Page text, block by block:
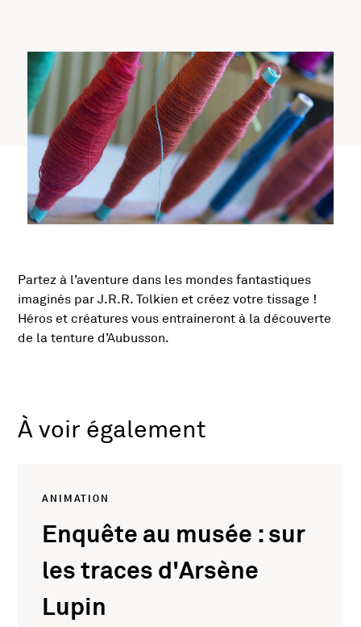
Information importante
Présentation de l'activité
Partez à l’aventure dans les mondes fantastiques
imaginés par J.R.R. Tolkien et créez votre tissage !
Héros et créatures vous entraineront à la découverte
de la tenture d’Aubusson.
À voir également
ANIMATION
Enquête au musée : sur
les traces d'Arsène
Lupin